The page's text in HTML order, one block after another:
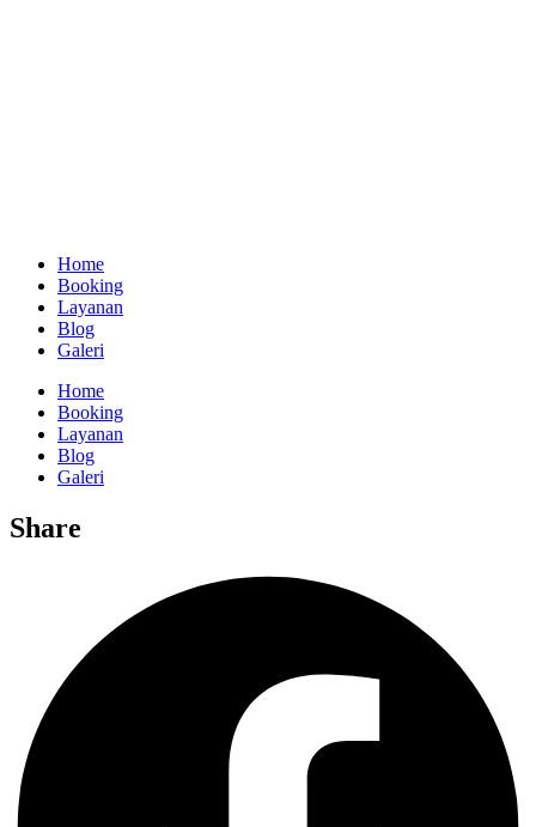
Home
Booking
Layanan
Blog
Galeri
Home
Booking
Layanan
Blog
Galeri
Share